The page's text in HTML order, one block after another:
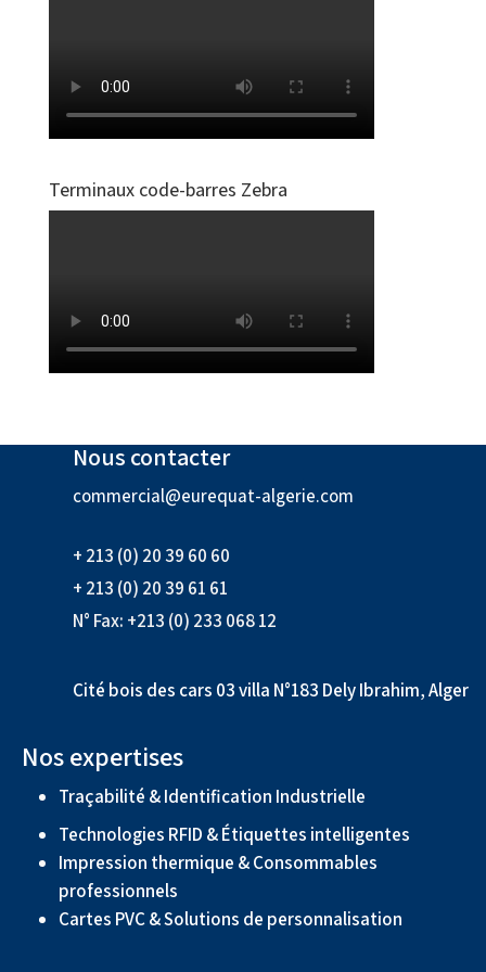
Terminaux code-barres Zebra
Nous contacter
commercial@eurequat-algerie.com
+ 213 (0) 20 39 60 60
+ 213 (0) 20 39 61 61
N° Fax: +213 (0) 233 068 12
Cité bois des cars 03 villa N°183 Dely Ibrahim, Alger
Nos expertises
Traçabilité & Identification Industrielle
Technologies RFID & Étiquettes intelligentes
Impression thermique & Consommables
professionnels
Cartes PVC & Solutions de personnalisation